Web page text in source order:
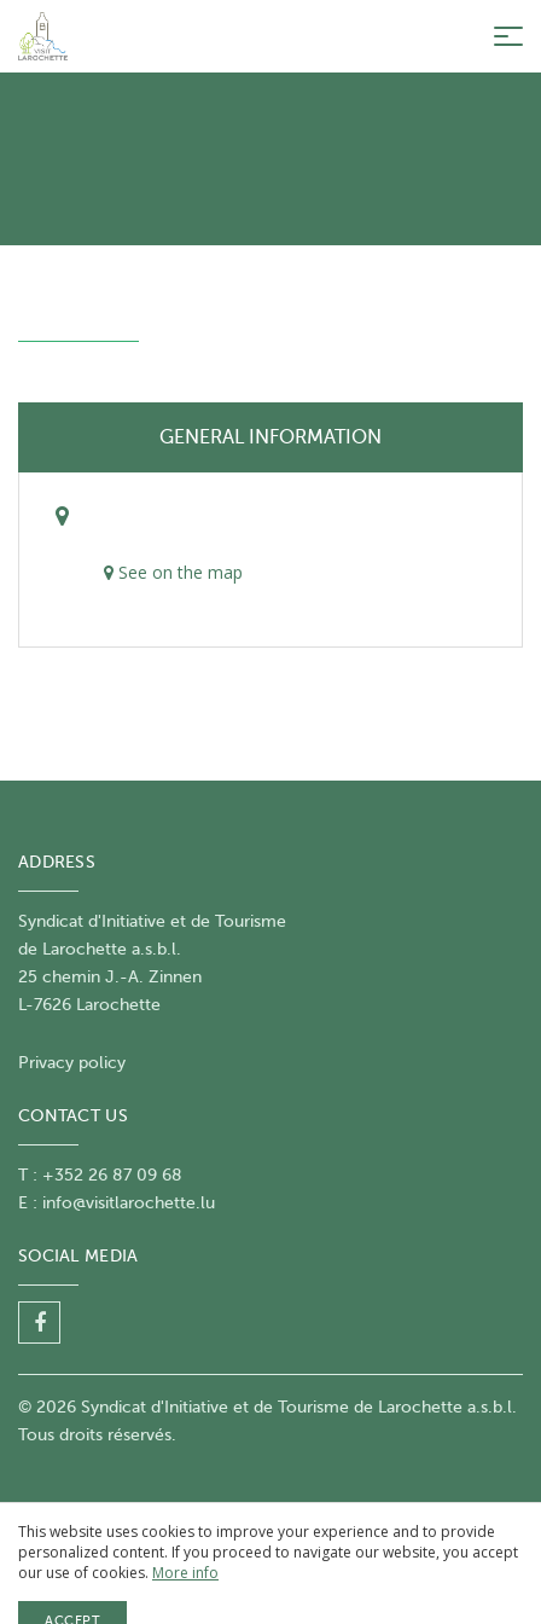
GENERAL INFORMATION
See on the map
ADDRESS
Syndicat d'Initiative et de Tourisme
de Larochette a.s.b.l.
25 chemin J.-A. Zinnen
L-7626 Larochette
Privacy policy
CONTACT US
T : +352 26 87 09 68
E : info@visitlarochette.lu
SOCIAL MEDIA
© 2026 Syndicat d'Initiative et de Tourisme de Larochette a.s.b.l.
Tous droits réservés.
This website uses cookies to improve your experience and to provide
personalized content. If you proceed to navigate our website, you accept
our use of cookies. More info
ACCEPT